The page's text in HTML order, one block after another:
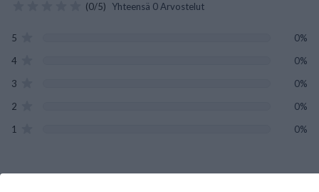
(0/5) Yhteensä 0 Arvostelut
5
0%
4
0%
3
0%
2
0%
1
0%